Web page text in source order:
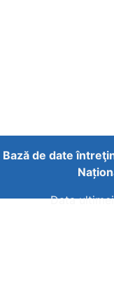
Bază de date
Data